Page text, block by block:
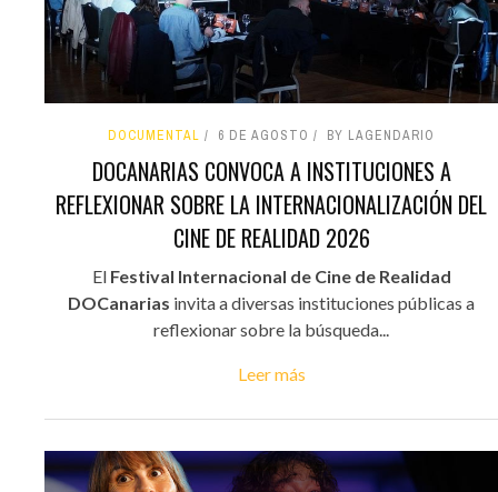
DOCUMENTAL 6 DE AGOSTO BY LAGENDARIO
DOCANARIAS CONVOCA A INSTITUCIONES A
REFLEXIONAR SOBRE LA INTERNACIONALIZACIÓN DEL
CINE DE REALIDAD 2026
El Festival Internacional de Cine de Realidad
DOCanarias invita a diversas instituciones públicas a
reflexionar sobre la búsqueda...
Leer más